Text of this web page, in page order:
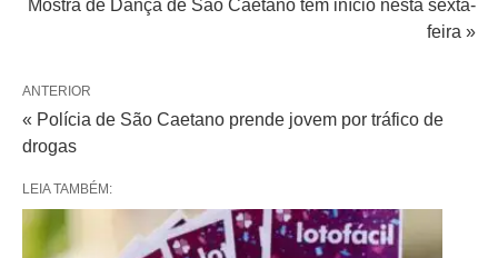
Mostra de Dança de São Caetano tem início nesta sexta-
feira »
ANTERIOR
« Polícia de São Caetano prende jovem por tráfico de
drogas
LEIA TAMBÉM: